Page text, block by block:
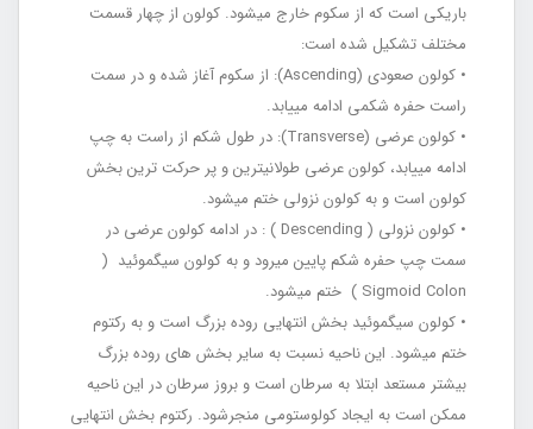
باریکی است که از سکوم خارج می‏شود. کولون از چهار قسمت
مختلف تشکیل شده‏ است:
• کولون صعودی (Ascending): از سکوم آغاز شده و در سمت
راست حفره شکمی ادامه می‏یابد.
• کولون عرضی (Transverse): در طول شکم از راست به چپ
ادامه می‏یابد، کولون عرضی طولانی‏ترین و پر حرکت‏ ترین بخش
کولون است و به کولون نزولی ختم می‏شود.
• کولون نزولی ( Descending ) : در ادامه کولون عرضی در
سمت چپ حفره شکم پایین می‏رود و به کولون سیگموئید (
Sigmoid Colon ) ختم می‏شود.
• کولون سیگموئید بخش انتهایی روده بزرگ است و به رکتوم
ختم می‏شود. این ناحیه نسبت به سایر بخش‏ های روده بزرگ
بیشتر مستعد ابتلا به سرطان است و بروز سرطان در این ناحیه
ممکن است به ایجاد کولوستومی منجرشود. رکتوم بخش انتهایی